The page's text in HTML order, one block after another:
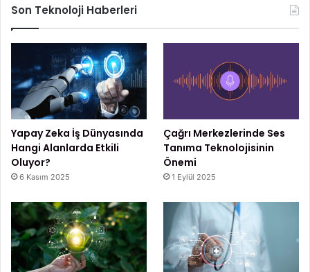
Son Teknoloji Haberleri
Yapay Zeka İş Dünyasında
Hangi Alanlarda Etkili
Oluyor?
6 Kasım 2025
Çağrı Merkezlerinde Ses
Tanıma Teknolojisinin
Önemi
1 Eylül 2025